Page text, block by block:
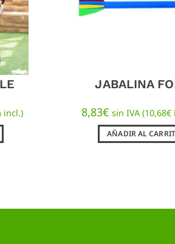
incl.)
JABALINA
8,83€ sin IVA (10,68€
AÑADIR AL